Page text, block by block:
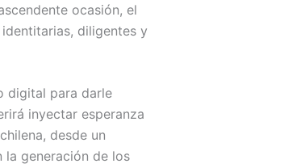
ocasión, el
diligentes y
digital para darle
inyectar esperanza
desde un
generación de los